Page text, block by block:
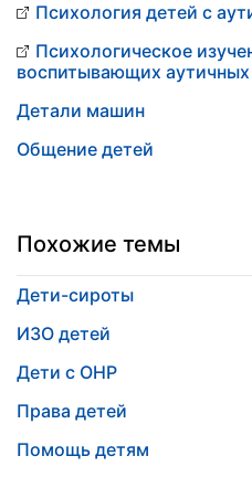
Психология детей с
Психологическое
воспитывающих аутичных
Детали машин
Общение детей
Похожие темы
Дети-сироты
ИЗО детей
Дети с ОНР
Права детей
Помощь детям